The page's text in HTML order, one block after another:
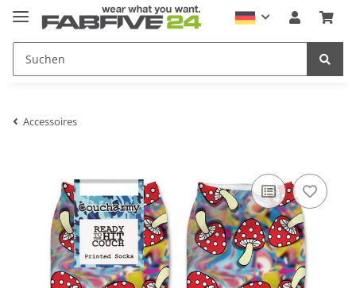
Accessoires